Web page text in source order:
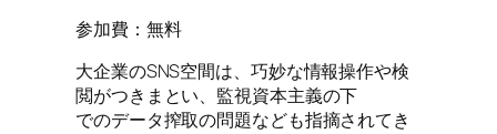
参加費：無料
大企業のSNS空間は、巧妙な情報操作や検
閲がつきまとい、監視資本主義の下
でのデータ搾取の問題なども指摘されてき